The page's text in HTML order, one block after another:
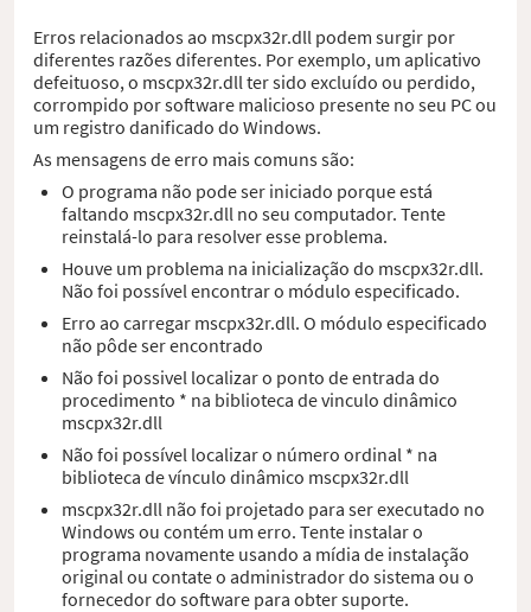
Erros relacionados ao mscpx32r.dll podem surgir por
diferentes razões diferentes. Por exemplo, um aplicativo
defeituoso, o mscpx32r.dll ter sido excluído ou perdido,
corrompido por software malicioso presente no seu PC ou
um registro danificado do Windows.
As mensagens de erro mais comuns são:
O programa não pode ser iniciado porque está
faltando mscpx32r.dll no seu computador. Tente
reinstalá-lo para resolver esse problema.
Houve um problema na inicialização do mscpx32r.dll.
Não foi possível encontrar o módulo especificado.
Erro ao carregar mscpx32r.dll. O módulo especificado
não pôde ser encontrado
Não foi possivel localizar o ponto de entrada do
procedimento * na biblioteca de vinculo dinâmico
mscpx32r.dll
Não foi possível localizar o número ordinal * na
biblioteca de vínculo dinâmico mscpx32r.dll
mscpx32r.dll não foi projetado para ser executado no
Windows ou contém um erro. Tente instalar o
programa novamente usando a mídia de instalação
original ou contate o administrador do sistema ou o
fornecedor do software para obter suporte.